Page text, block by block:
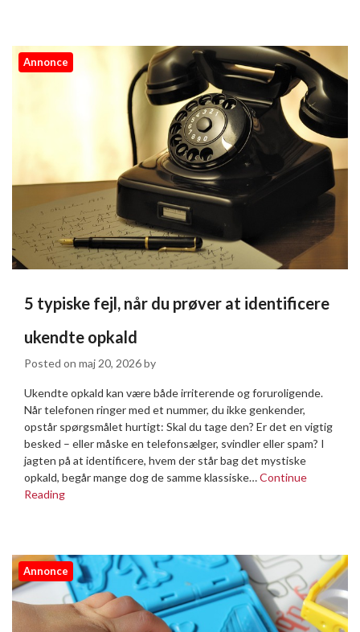
Annonce
5 typiske fejl, når du prøver at identificere
ukendte opkald
Posted on maj 20, 2026by
Ukendte opkald kan være både irriterende og foruroligende.
Når telefonen ringer med et nummer, du ikke genkender,
opstår spørgsmålet hurtigt: Skal du tage den? Er det en vigtig
besked – eller måske en telefonsælger, svindler eller spam? I
jagten på at identificere, hvem der står bag det mystiske
opkald, begår mange dog de samme klassiske…Continue
Reading
Annonce